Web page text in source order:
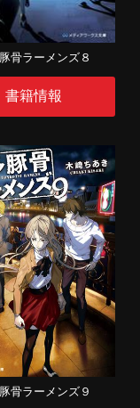
骨ラーメンズ８
書籍情報
骨ラーメンズ９